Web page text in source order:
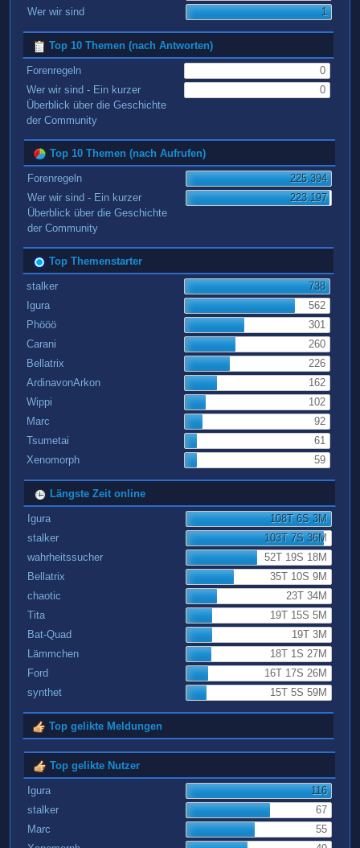
Wer wir sind
1
Top 10 Themen (nach Antworten)
Forenregeln
0
Wer wir sind - Ein kurzer
Überblick über die Geschichte
der Community
0
Top 10 Themen (nach Aufrufen)
Forenregeln
225.394
Wer wir sind - Ein kurzer
Überblick über die Geschichte
der Community
223.197
Top Themenstarter
stalker
738
Igura
562
Phööö
301
Carani
260
Bellatrix
226
ArdinavonArkon
162
Wippi
102
Marc
92
Tsumetai
61
Xenomorph
59
Längste Zeit online
Igura
108T 6S 3M
stalker
103T 7S 36M
wahrheitssucher
52T 19S 18M
Bellatrix
35T 10S 9M
chaotic
23T 34M
Tita
19T 15S 5M
Bat-Quad
19T 3M
Lämmchen
18T 1S 27M
Ford
16T 17S 26M
synthet
15T 5S 59M
Top gelikte Meldungen
Top gelikte Nutzer
Igura
116
stalker
67
Marc
55